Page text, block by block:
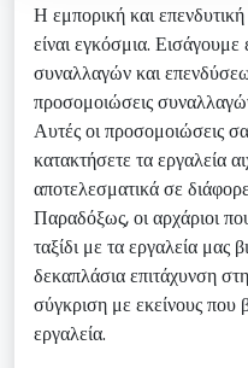
Η εμπορική και
είναι εγκόσμια.
συναλλαγών και
προσομοιώσεις
Αυτές οι προσομοιώσεις
κατακτήσετε τα εργαλεία
αποτελεσματικά σε
Παραδόξως, οι αρχάριοι
ταξίδι με τα εργαλεία μας
δεκαπλάσια επιτάχυνση
σύγκριση με εκείνους που
εργαλεία.